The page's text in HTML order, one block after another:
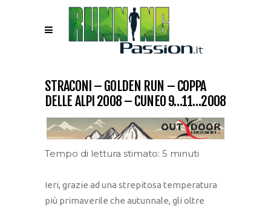
STRACONI – GOLDEN RUN – COPPA
DELLE ALPI 2008 – CUNEO 9…11…2008
Tempo di lettura stimato: 5 minuti
Ieri, grazie ad una strepitosa temperatura
più primaverile che autunnale, gli oltre